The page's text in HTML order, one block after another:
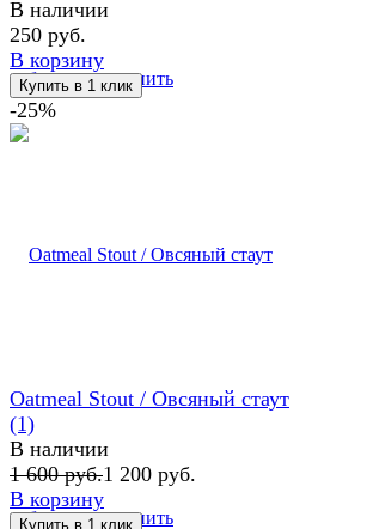
избранное сравнить
В наличии
250 руб.
В корзину
-25%
избранное сравнить
Oatmeal Stout / Овсяный стаут
(1)
В наличии
1 600 руб.1 200 руб.
В корзину